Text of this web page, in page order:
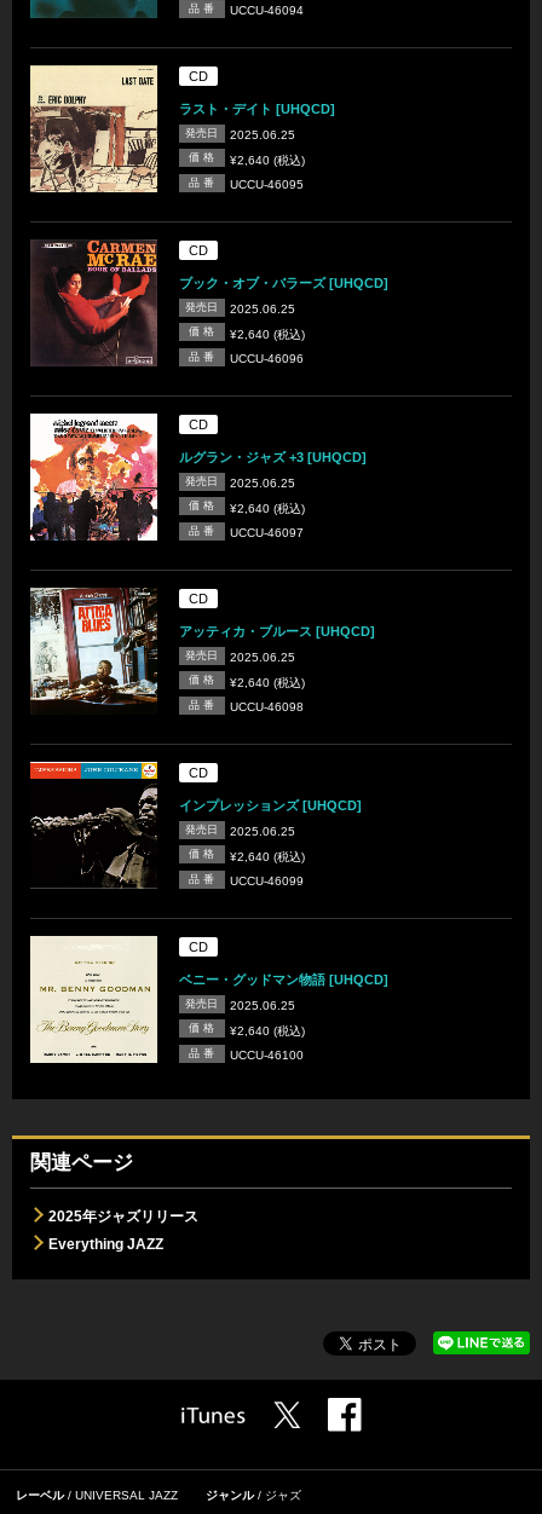
品 番 UCCU-46094
CD
ラスト・デイト [UHQCD]
発売日 2025.06.25
価 格 ¥2,640 (税込)
品 番 UCCU-46095
CD
ブック・オブ・バラーズ [UHQCD]
発売日 2025.06.25
価 格 ¥2,640 (税込)
品 番 UCCU-46096
CD
ルグラン・ジャズ +3 [UHQCD]
発売日 2025.06.25
価 格 ¥2,640 (税込)
品 番 UCCU-46097
CD
アッティカ・ブルース [UHQCD]
発売日 2025.06.25
価 格 ¥2,640 (税込)
品 番 UCCU-46098
CD
インプレッションズ [UHQCD]
発売日 2025.06.25
価 格 ¥2,640 (税込)
品 番 UCCU-46099
CD
ベニー・グッドマン物語 [UHQCD]
発売日 2025.06.25
価 格 ¥2,640 (税込)
品 番 UCCU-46100
関連ページ
2025年ジャズリリース
Everything JAZZ
レーベル UNIVERSAL JAZZ ジャンル ジャズ